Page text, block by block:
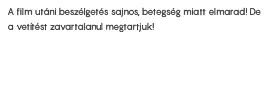
A film utáni beszélgetés sajnos, betegség miatt elmarad! De
a vetítést zavartalanul megtartjuk!